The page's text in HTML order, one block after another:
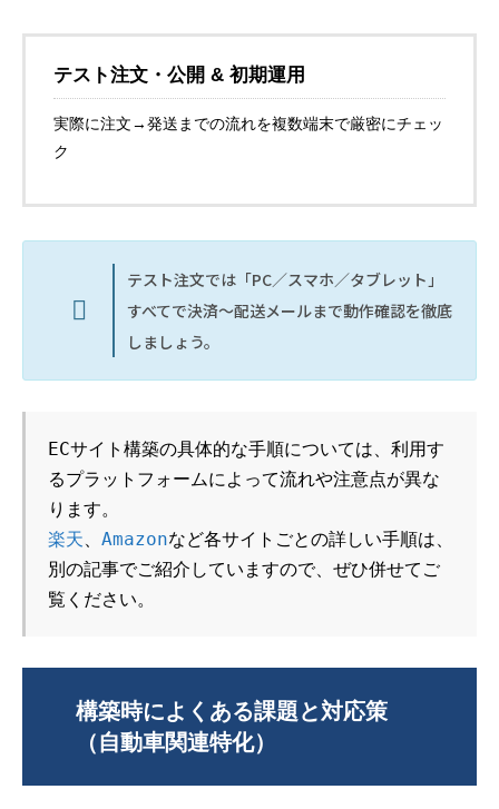
テスト注文・公開 & 初期運用
実際に注文→発送までの流れを複数端末で厳密にチェッ
ク
テスト注文では「PC／スマホ／タブレット」
すべてで決済～配送メールまで動作確認を徹底
しましょう。
ECサイト構築の具体的な手順については、利用す
るプラットフォームによって流れや注意点が異な
ります。
楽天、 Amazonなど各サイトごとの詳しい手順は、
別の記事でご紹介していますので、ぜひ併せてご
覧ください。
構築時によくある課題と対応策
（自動車関連特化）